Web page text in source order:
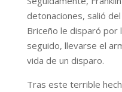
detonaciones, salió
Briceño le disparó por
seguido, llevarse el
vida de un disparo.
Tras este terrible